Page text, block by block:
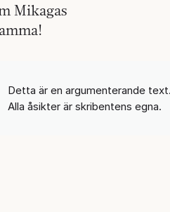
Mikagas
Detta är en argumenterande text.
Alla åsikter är skribentens egna.